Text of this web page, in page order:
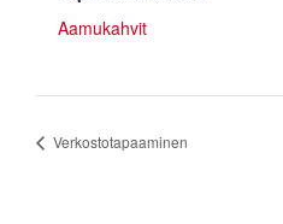
Aamukahvit
Verkostotapaaminen